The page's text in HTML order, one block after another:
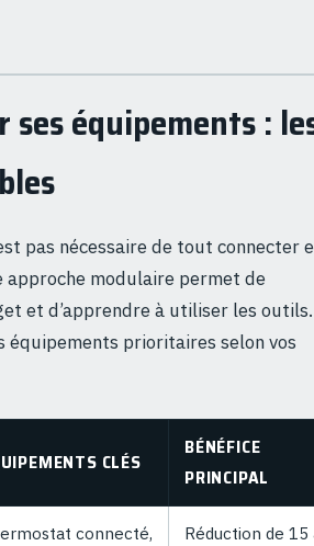
ses équipements :
pas nécessaire de tout connecter
approche modulaire permet de
et d’apprendre à utiliser les outils.
équipements prioritaires selon vos
CLÉS
BÉNÉFICE
PRINCIPAL
connecté,
Réduction de 15